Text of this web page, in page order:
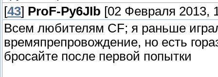
[43] ProF-Py6JIb [02 Февраля 2013,
Всем любителям CF; я раньше
времяпрепровождение, но есть
бросайте после первой попытки